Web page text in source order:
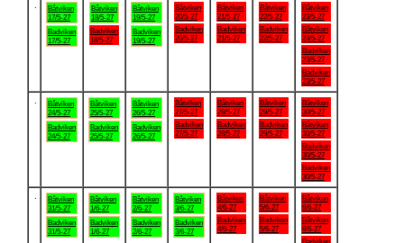
Båtviken
17/5-27
Badviken
17/5-27
Båtviken
18/5-27
Badviken
18/5-27
Båtviken
19/5-27
Badviken
19/5-27
Båtviken
20/5-27
Badviken
20/5-27
Båtviken
21/5-27
Badviken
21/5-27
Båtviken
22/5-27
Badviken
22/5-27
Båtviken
23/5-27
Båtviken
23/5-27
Badviken
23/5-27
Badviken
23/5-27
Båtviken
24/5-27
Badviken
24/5-27
Båtviken
25/5-27
Badviken
25/5-27
Båtviken
26/5-27
Badviken
26/5-27
Båtviken
27/5-27
Badviken
27/5-27
Båtviken
28/5-27
Badviken
28/5-27
Båtviken
29/5-27
Badviken
29/5-27
Båtviken
30/5-27
Båtviken
30/5-27
Badviken
30/5-27
Badviken
30/5-27
Båtviken
31/5-27
Badviken
31/5-27
Båtviken
1/6-27
Badviken
1/6-27
Båtviken
2/6-27
Badviken
2/6-27
Båtviken
3/6-27
Badviken
3/6-27
Båtviken
4/6-27
Badviken
4/6-27
Båtviken
5/6-27
Badviken
5/6-27
Båtviken
6/6-27
Båtviken
6/6-27
Badviken